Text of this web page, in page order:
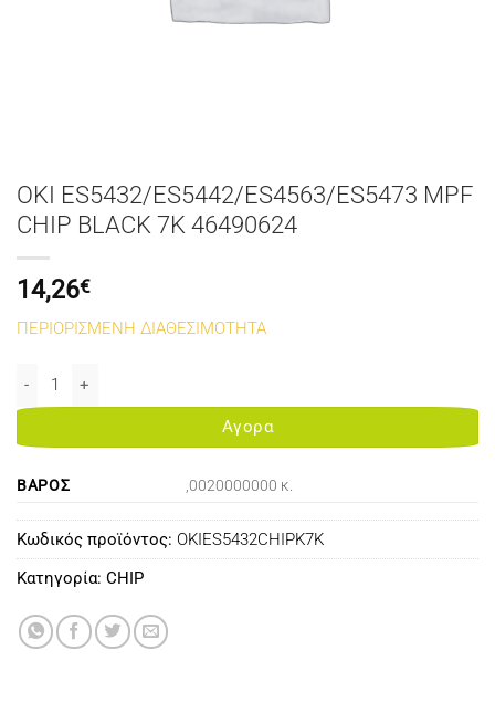
OKI ES5432/ES5442/ES4563/ES5473 MPF
CHIP BLACK 7K 46490624
14,26€
ΠΕΡΙΟΡΙΣΜΕΝΗ ΔΙΑΘΕΣΙΜΟΤΗΤΑ
OKI ES5432/ES5442/ES4563/ES5473 MPF CHIP BLACK 7K
Αγορα
ΒΆΡΟΣ ,0020000000 κ.
Κωδικός προϊόντος: OKIES5432CHIPK7K
Κατηγορία: CHIP